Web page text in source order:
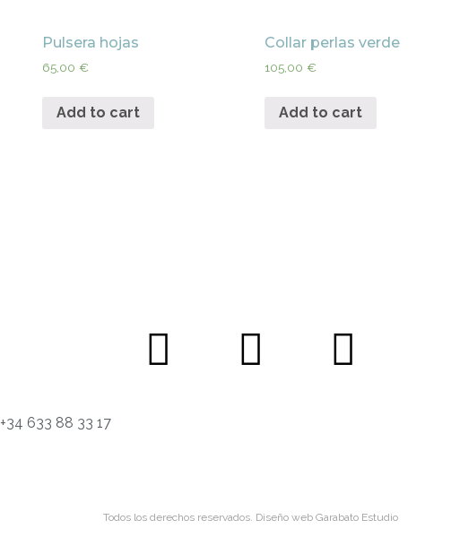
Pulsera hojas
65,00€
Add to cart
Collar perlas verde
105,00€
Add to cart
+34 633 88 33 17
Todos los derechos reservados. Diseño web Garabato Estudio